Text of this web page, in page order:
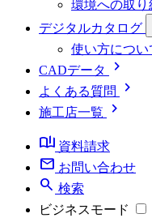
環境への取り
デジタルカタログ
使い方につい
CADデータ chevron_right
よくある質問 chevron_right
施工店一覧
chevron_right
book_ribbon 資料請求
mail お問い合わせ
search 検索
ビジネスモード